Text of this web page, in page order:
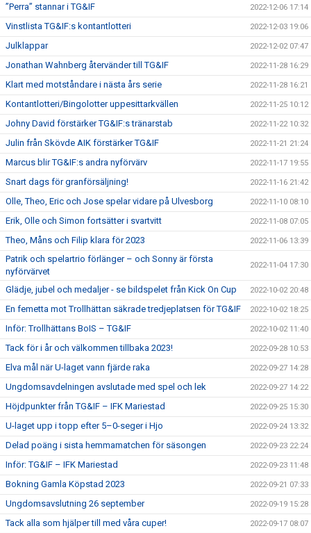
”Perra” stannar i TG&IF 2022-12-06 17:14
Vinstlista TG&IF:s kontantlotteri 2022-12-03 19:06
Julklappar 2022-12-02 07:47
Jonathan Wahnberg återvänder till TG&IF 2022-11-28 16:29
Klart med motståndare i nästa års serie 2022-11-28 16:21
Kontantlotteri/Bingolotter uppesittarkvällen 2022-11-25 10:12
Johny David förstärker TG&IF:s tränarstab 2022-11-22 10:32
Julin från Skövde AIK förstärker TG&IF 2022-11-21 21:24
Marcus blir TG&IF:s andra nyförvärv 2022-11-17 19:55
Snart dags för granförsäljning! 2022-11-16 21:42
Olle, Theo, Eric och Jose spelar vidare på Ulvesborg 2022-11-10 08:10
Erik, Olle och Simon fortsätter i svartvitt 2022-11-08 07:05
Theo, Måns och Filip klara för 2023 2022-11-06 13:39
Patrik och spelartrio förlänger – och Sonny är första
nyförvärvet
2022-11-04 17:30
Glädje, jubel och medaljer - se bildspelet från Kick On Cup 2022-10-02 20:48
En femetta mot Trollhättan säkrade tredjeplatsen för TG&IF 2022-10-02 18:25
Inför: Trollhättans BoIS – TG&IF 2022-10-02 11:40
Tack för i år och välkommen tillbaka 2023! 2022-09-28 10:53
Elva mål när U-laget vann fjärde raka 2022-09-27 14:28
Ungdomsavdelningen avslutade med spel och lek 2022-09-27 14:22
Höjdpunkter från TG&IF – IFK Mariestad 2022-09-25 15:30
U-laget upp i topp efter 5–0-seger i Hjo 2022-09-24 13:32
Delad poäng i sista hemmamatchen för säsongen 2022-09-23 22:24
Inför: TG&IF – IFK Mariestad 2022-09-23 11:48
Bokning Gamla Köpstad 2023 2022-09-21 07:33
Ungdomsavslutning 26 september 2022-09-19 15:28
Tack alla som hjälper till med våra cuper! 2022-09-17 08:07